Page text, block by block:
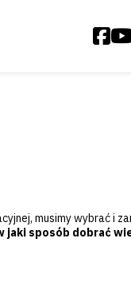
musimy wybrać i
jaki sposób dobrać